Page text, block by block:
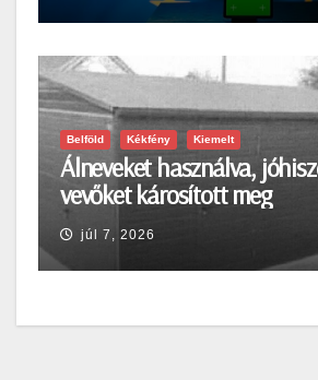
Belföld Kékfény Kiemelt
Álneveket használva,
vevőket károsított meg
júl 7, 2026